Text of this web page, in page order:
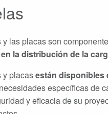
y las placas son
la distribución de la
y placasestán disponibles
específicas de
y eficacia de su